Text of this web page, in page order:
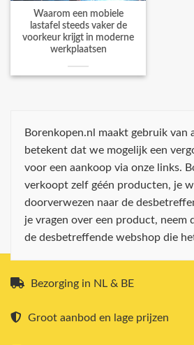
Waarom een mobiele
lastafel steeds vaker de
voorkeur krijgt in moderne
werkplaatsen
Borenkopen.nl maakt gebruik van
betekent dat we mogelijk een
voor een aankoop via onze links.
verkoopt zelf géén producten, je
doorverwezen naar de
je vragen over een product, neem
de desbetreffende webshop die
Bezorging in NL & BE
Groot aanbod en lage prijzen